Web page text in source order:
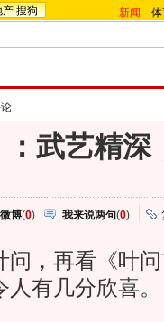
产 搜狗 新闻 -
：武艺精
博(0) 我来说两句(0)
，再看《叶问
有几分欣喜。